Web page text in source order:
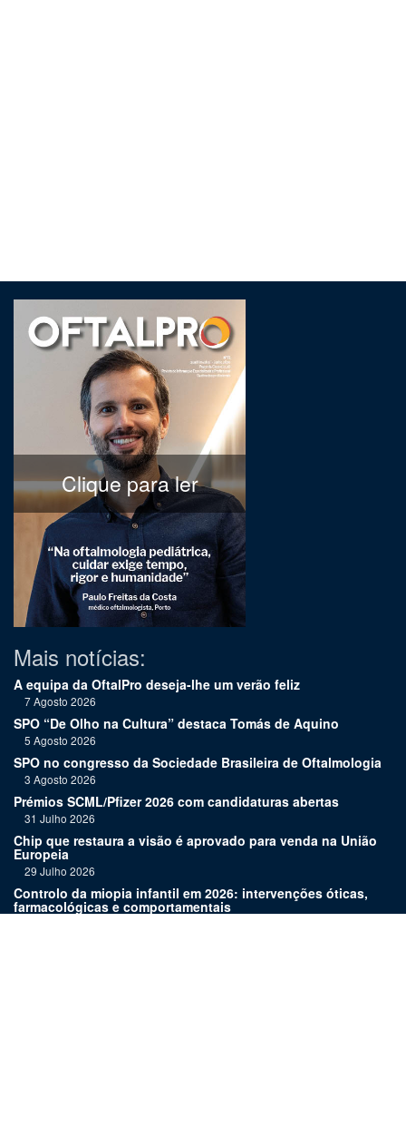
Clique para ler
Mais notícias:
A equipa da OftalPro deseja-lhe um verão feliz
7 Agosto 2026
SPO “De Olho na Cultura” destaca Tomás de Aquino
5 Agosto 2026
SPO no congresso da Sociedade Brasileira de Oftalmologia
3 Agosto 2026
Prémios SCML/Pfizer 2026 com candidaturas abertas
31 Julho 2026
Chip que restaura a visão é aprovado para venda na União
Europeia
29 Julho 2026
Controlo da miopia infantil em 2026: intervenções óticas,
farmacológicas e comportamentais